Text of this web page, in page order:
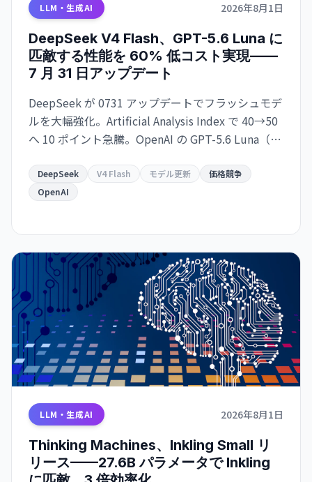
LLM・生成AI 2026年8月1日
DeepSeek V4 Flash、GPT-5.6 Luna に
匹敵する性能を 60% 低コスト実現——
7 月 31 日アップデート
DeepSeek が 0731 アップデートでフラッシュモデ
ルを大幅強化。Artificial Analysis Index で 40→50
へ 10 ポイント急騰。OpenAI の GPT-5.6 Luna（51
DeepSeek V4 Flash モデル更新
価格競争
OpenAI
LLM・生成AI 2026年8月1日
Thinking Machines、Inkling Small リ
リース——27.6B パラメータで Inkling